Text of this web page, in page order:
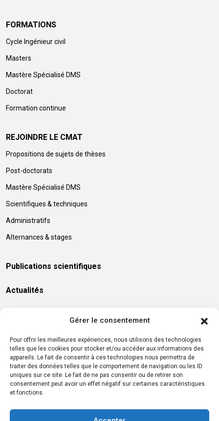
Gérer le consentement
Pour offrir les meilleures expériences, nous utilisons des technologies
telles que les cookies pour stocker et/ou accéder aux informations des
appareils. Le fait de consentir à ces technologies nous permettra de
traiter des données telles que le comportement de navigation ou les ID
uniques sur ce site. Le fait de ne pas consentir ou de retirer son
consentement peut avoir un effet négatif sur certaines caractéristiques
et fonctions.
FORMATIONS
Cycle Ingénieur civil
Masters
Mastère Spécialisé DMS
Doctorat
Formation continue
REJOINDRE LE CMAT
Propositions de sujets de thèses
Post-doctorats
Mastère Spécialisé DMS
Scientifiques & techniques
Administratifs
Alternances & stages
Publications scientifiques
Actualités
Contact